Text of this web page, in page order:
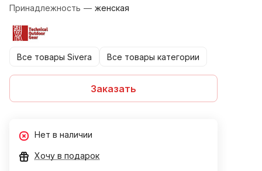
Принадлежность — женская
Все товары Sivera Все товары категории
Заказать
Нет в наличии
Хочу в подарок